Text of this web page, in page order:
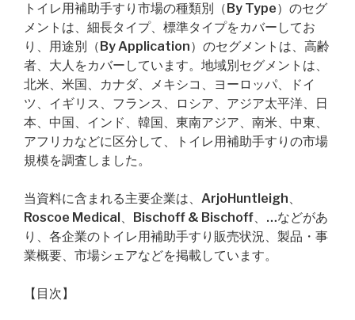
トイレ用補助手すり市場の種類別（By Type）のセグ
メントは、細長タイプ、標準タイプをカバーしてお
り、用途別（By Application）のセグメントは、高齢
者、大人をカバーしています。地域別セグメントは、
北米、米国、カナダ、メキシコ、ヨーロッパ、ドイ
ツ、イギリス、フランス、ロシア、アジア太平洋、日
本、中国、インド、韓国、東南アジア、南米、中東、
アフリカなどに区分して、トイレ用補助手すりの市場
規模を調査しました。
当資料に含まれる主要企業は、ArjoHuntleigh、
Roscoe Medical、Bischoff & Bischoff、…などがあ
り、各企業のトイレ用補助手すり販売状況、製品・事
業概要、市場シェアなどを掲載しています。
【目次】